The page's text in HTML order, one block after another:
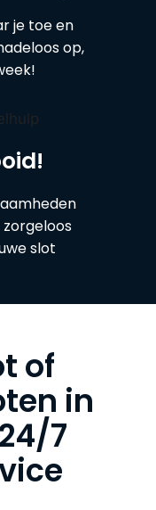
je toe en
op,
slot
of
in
7